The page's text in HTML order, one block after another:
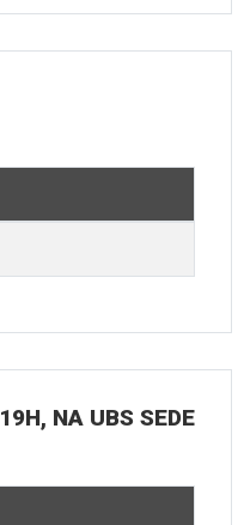
NA UBS SEDE